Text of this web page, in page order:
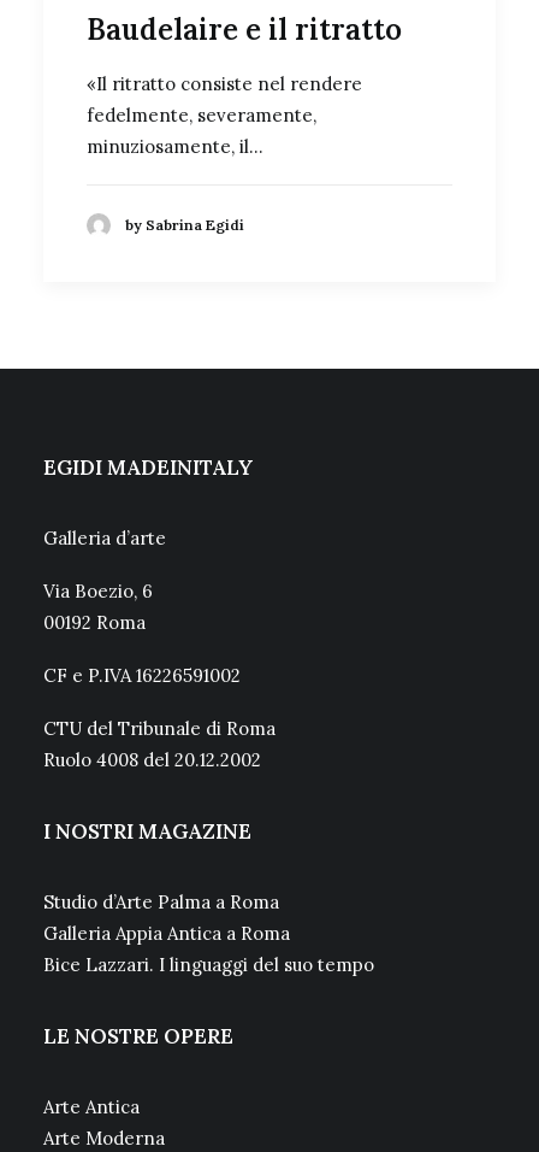
Baudelaire e il ritratto
«Il ritratto consiste nel rendere
fedelmente, severamente,
minuziosamente, il…
by Sabrina Egidi
EGIDI MADEINITALY
Galleria d’arte
Via Boezio, 6
00192 Roma
CF e P.IVA 16226591002
CTU del Tribunale di Roma
Ruolo 4008 del 20.12.2002
I NOSTRI MAGAZINE
Studio d’Arte Palma a Roma
Galleria Appia Antica a Roma
Bice Lazzari. I linguaggi del suo tempo
LE NOSTRE OPERE
Arte Antica
Arte Moderna